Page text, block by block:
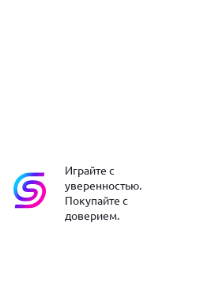
Играйте с
уверенностью.
Покупайте с
доверием.